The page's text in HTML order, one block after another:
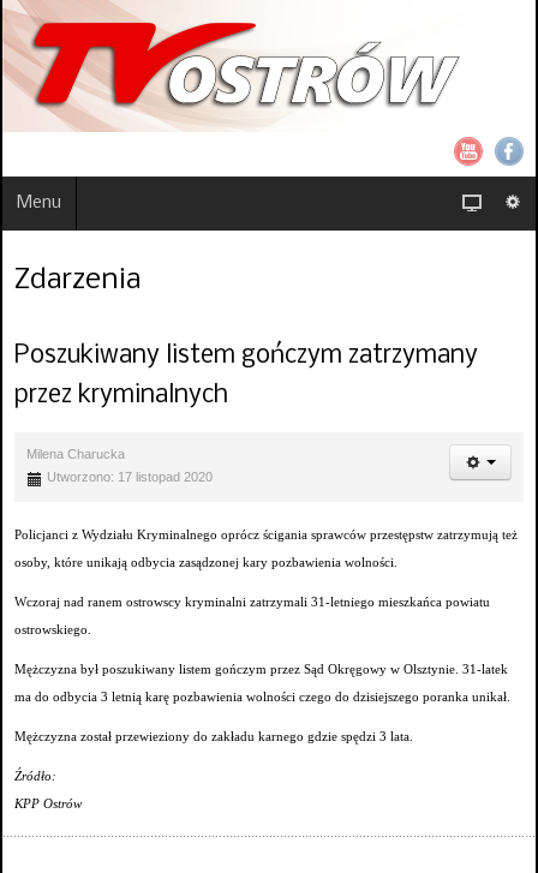
Menu
Zdarzenia
Poszukiwany listem gończym zatrzymany
przez kryminalnych
Milena Charucka
Utworzono: 17 listopad 2020
Policjanci z Wydziału Kryminalnego oprócz ścigania sprawców przestępstw zatrzymują też
osoby, które unikają odbycia zasądzonej kary pozbawienia wolności.
Wczoraj nad ranem ostrowscy kryminalni zatrzymali 31-letniego mieszkańca powiatu
ostrowskiego.
Mężczyzna był poszukiwany listem gończym przez Sąd Okręgowy w Olsztynie. 31-latek
ma do odbycia 3 letnią karę pozbawienia wolności czego do dzisiejszego poranka unikał.
Mężczyzna został przewieziony do zakładu karnego gdzie spędzi 3 lata.
Źródło:
KPP Ostrów